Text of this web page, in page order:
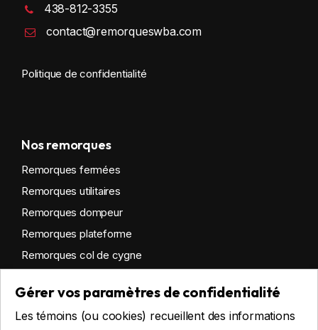
Gérer vos paramètres de confidentialité
Les témoins (ou cookies) recueillent des informations
438-812-3355
contact@remorqueswba.com
Politique de confidentialité
Nos remorques
Remorques fermées
Remorques utilitaires
Remorques dompeur
Remorques plateforme
Remorques col de cygne
Remorques sur mesure
Location